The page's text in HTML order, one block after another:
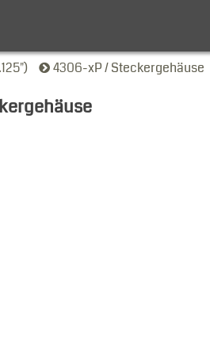
4306-xP / Steckergehäuse